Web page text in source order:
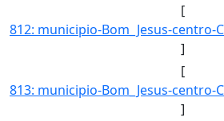
[
]
[
]